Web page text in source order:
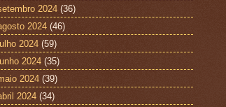
2024 (36)
2024 (46)
2024 (59)
2024 (35)
2024 (39)
2024 (34)